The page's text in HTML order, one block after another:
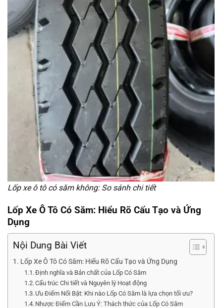
Lốp xe ô tô có săm không: So sánh chi tiết
Lốp Xe Ô Tô Có Săm: Hiểu Rõ Cấu Tạo và Ứng
Dụng
Nội Dung Bài Viết
Lốp Xe Ô Tô Có Săm: Hiểu Rõ Cấu Tạo và Ứng Dụng
Định nghĩa và Bản chất của Lốp Có Săm
Cấu trúc Chi tiết và Nguyên lý Hoạt động
Ưu Điểm Nổi Bật: Khi nào Lốp Có Săm là lựa chọn tối ưu?
Nhược Điểm Cần Lưu Ý: Thách thức của Lốp Có Săm